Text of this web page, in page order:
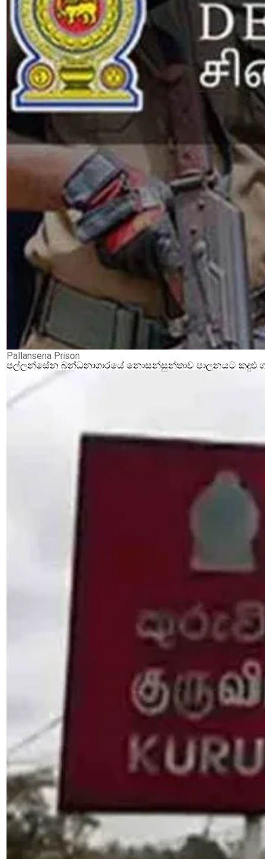
Pallansena Prison
පල්ලන්සේන බන්ධනාගාරයේ නොසන්සුන්තාව පාලනයට කදුළු